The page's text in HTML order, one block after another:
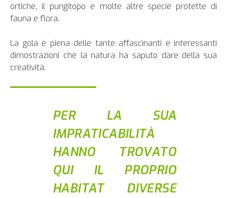
ortiche, il pungitopo e molte altre specie protette di
fauna e flora.
La gola è piena delle tante affascinanti e interessanti
dimostrazioni che la natura ha saputo dare della sua
creatività.
PER LA SUA
IMPRATICABILITÀ
HANNO TROVATO
QUI IL PROPRIO
HABITAT DIVERSE